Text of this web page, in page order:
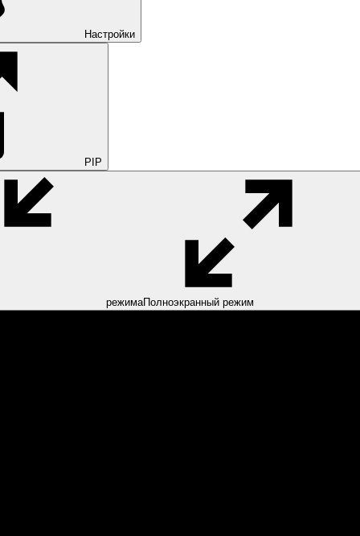
Настройки
PIP
режимаПолноэкранный режим